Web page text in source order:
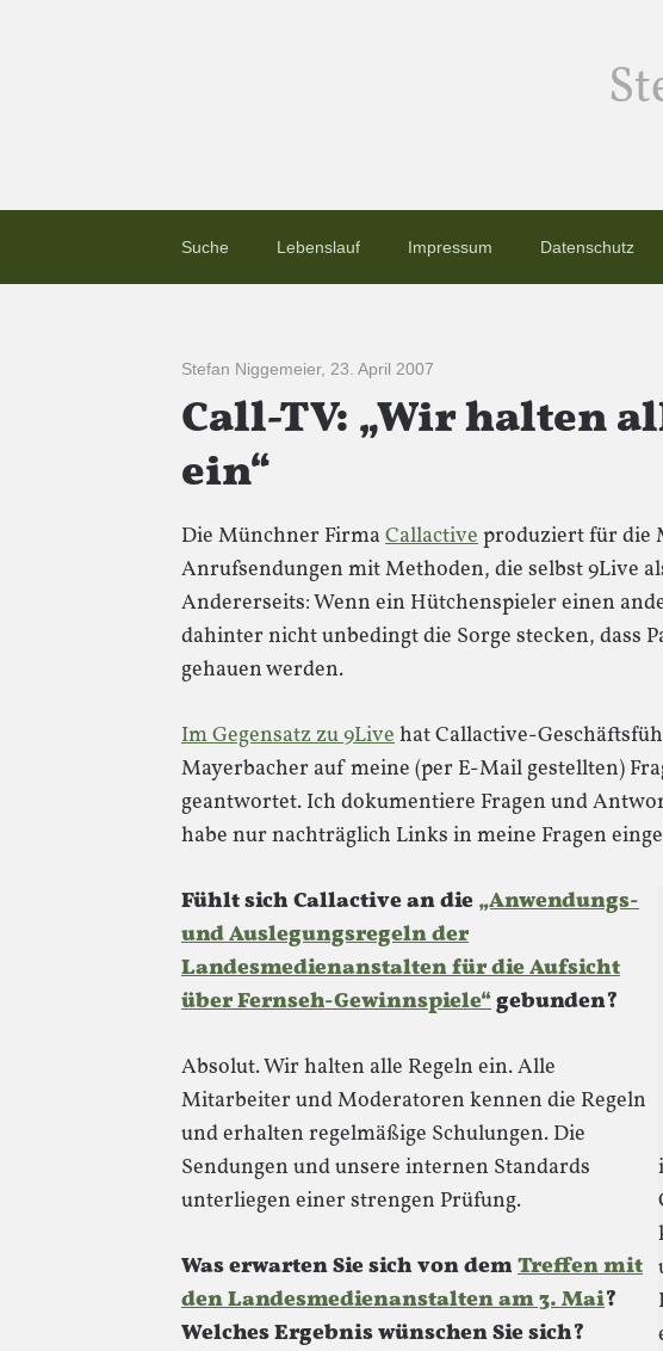
Suche Lebenslauf Impressum Datenschutz
Stefan Niggemeier, 23. April 2007
Call-TV: „Wir halten
ein“
Die Münchner FirmaCallactiveproduziert für die
Anrufsendungen mit Methoden, die selbst 9Live
Andererseits: Wenn ein Hütchenspieler einen
dahinter nicht unbedingt die Sorge stecken, dass
gehauen werden.
Im Gegensatz zu 9Livehat Callactive-
Mayerbacher auf meine (per E-Mail gestellten)
geantwortet. Ich dokumentiere Fragen und
habe nur nachträglich Links in meine Fragen
Fühlt sich Callactive an die „Anwendungs-
und Auslegungsregeln der
Landesmedienanstalten für die Aufsicht
über Fernseh-Gewinnspiele“gebunden?
Absolut. Wir halten alle Regeln ein. Alle
Mitarbeiter und Moderatoren kennen die Regeln
und erhalten regelmäßige Schulungen. Die
Sendungen und unsere internen Standards
unterliegen einer strengen Prüfung.
Was erwarten Sie sich von demTreffen mit
den Landesmedienanstalten am 3. Mai?
Welches Ergebnis wünschen Sie sich?